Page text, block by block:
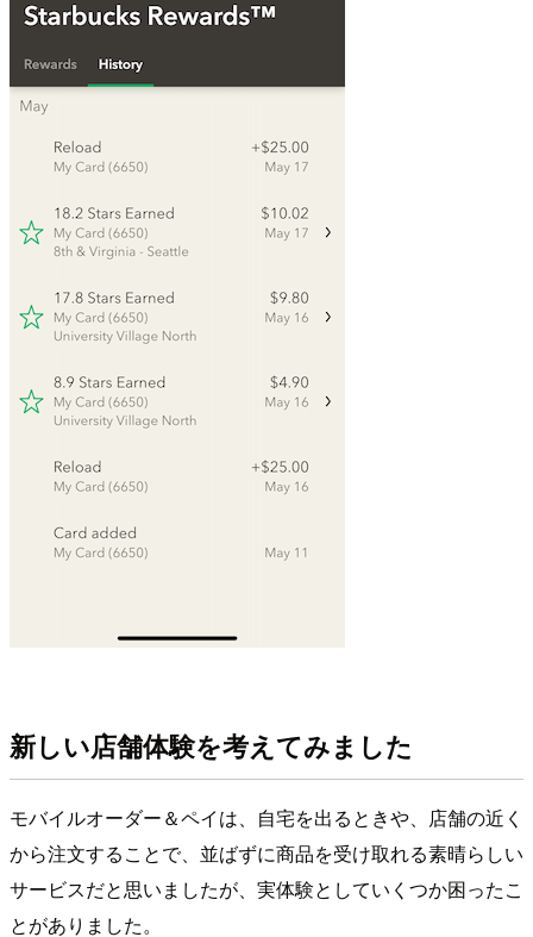
新しい店舗体験を考えてみました
モバイルオーダー＆ペイは、自宅を出るときや、店舗の近く
から注文することで、並ばずに商品を受け取れる素晴らしい
サービスだと思いましたが、実体験としていくつか困ったこ
とがありました。